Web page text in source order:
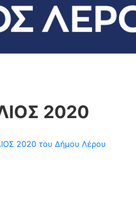
2020
2020 του Δήμου Λέρου